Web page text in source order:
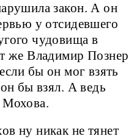
закон. А он
у отсидевшего
чудовища в
же Владимир Познер
бы он мог взять
бы взял. А ведь
Мохова.
ну никак не тянет